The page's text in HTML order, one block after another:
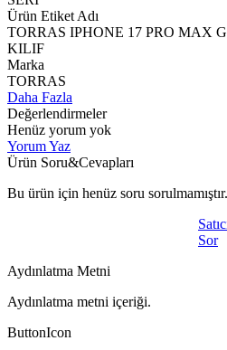
Ürün Etiket Adı
TORRAS IPHONE 17 PRO MAX
KILIF
Marka
TORRAS
Daha Fazla
Değerlendirmeler
Henüz yorum yok
Yorum Yaz
Ürün Soru&Cevapları
Bu ürün için henüz soru sorulmamıştır.
Sor
Aydınlatma Metni
Aydınlatma metni içeriği.
ButtonIcon